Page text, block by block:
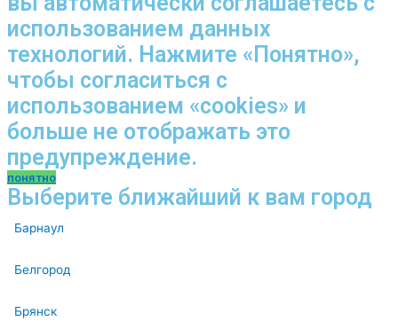
использованием данных
технологий. Нажмите «Понятно»,
чтобы согласиться с
использованием «cookies» и
больше не отображать это
предупреждение.
понятно
Выберите ближайший к вам город
Барнаул
Белгород
Брянск